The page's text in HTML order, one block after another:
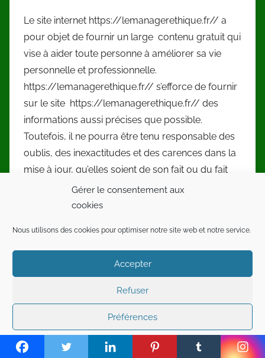
Gérer le consentement aux
cookies
Nous utilisons des cookies pour optimiser notre site web et notre service.
Accepter
Refuser
Préférences
Mentions légales
Le site internet https://lemanagerethique.fr// a
pour objet de fournir un large contenu gratuit qui
vise à aider toute personne à améliorer sa vie
personnelle et professionnelle.
https://lemanagerethique.fr// s’efforce de fournir
sur le site https://lemanagerethique.fr// des
informations aussi précises que possible.
Toutefois, il ne pourra être tenu responsable des
oublis, des inexactitudes et des carences dans la
mise à jour, qu’elles soient de son fait ou du fait
des tiers partenaires qui lui fournissent ces
informations.
Toutes les informations indiquées sur le
titre indicatif, et sont susceptibles d’évoluer. Par
ailleurs, les renseignements figurant sur le
site https://lemanagerethique.fr// ne sont pas
exhaustifs. Ils sont donnés sous réserve de
modifications ayant été apportées depuis leur
mise en ligne.